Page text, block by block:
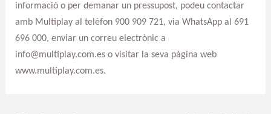
informació o per demanar un pressupost, podeu contactar
amb Multiplay al telèfon 900 909 721, via WhatsApp al 691
696 000, enviar un correu electrònic a
info@multiplay.com.es o visitar la seva pàgina web
www.multiplay.com.es.